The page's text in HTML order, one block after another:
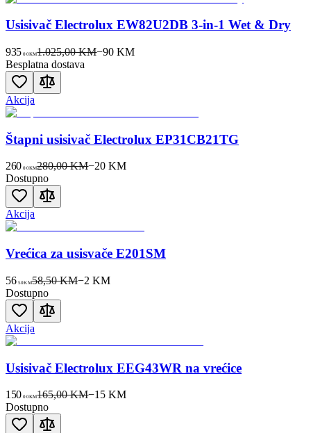
Usisivač Electrolux EW82U2DB 3-in-1 Wet & Dry
935 00KM1.025,00 KM−90 KM
Besplatna dostava
Akcija
Štapni usisivač Electrolux EP31CB21TG
260 00KM280,00 KM−20 KM
Dostupno
Akcija
Vrećica za usisvače E201SM
56 50KM58,50 KM−2 KM
Dostupno
Akcija
Usisivač Electrolux EEG43WR na vrećice
150 00KM165,00 KM−15 KM
Dostupno